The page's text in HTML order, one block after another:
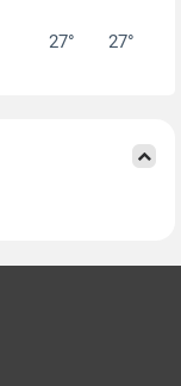
27° 27°